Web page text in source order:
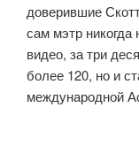
доверившие
сам мэтр
видео, за три
более 120, но и
международной